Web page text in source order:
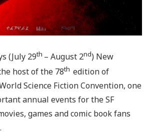
(July 29th – August 2nd) New
host of the 78th edition of
Science Fiction Convention, one
annual events for the SF
games and comic book fans